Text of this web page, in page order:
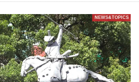
NEWS&TOPICS